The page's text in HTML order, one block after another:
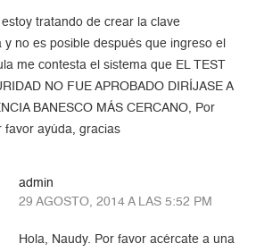
tratando de crear la clave
y no es posible después que ingreso el
me contesta el sistema que EL TEST
NO FUE APROBADO DIRÍJASE A
BANESCO MÁS CERCANO, Por
favor ayúda, gracias
admin
29 AGOSTO, 2014 A LAS 5:52 PM
Hola, Naudy. Por favor acércate a una